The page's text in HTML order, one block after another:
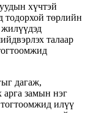
хүчтэй
тодорхой төрлийн
жилүүдэд
талаар
дагаж,
арга замын нэг
тогтоомжид илүү